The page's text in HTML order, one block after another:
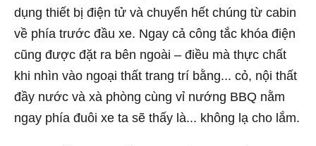
dụng thiết bị điện tử và chuyển hết chúng từ cabin
về phía trước đầu xe. Ngay cả công tắc khóa điện
cũng được đặt ra bên ngoài – điều mà thực chất
khi nhìn vào ngoại thất trang trí bằng... cỏ, nội thất
đầy nước và xà phòng cùng vỉ nướng BBQ nằm
ngay phía đuôi xe ta sẽ thấy là... không lạ cho lắm.